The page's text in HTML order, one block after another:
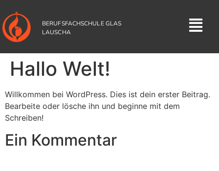
BERUFSFACHSCHULE GLAS
LAUSCHA
Hallo Welt!
Willkommen bei WordPress. Dies ist dein erster Beitrag.
Bearbeite oder lösche ihn und beginne mit dem
Schreiben!
Ein Kommentar